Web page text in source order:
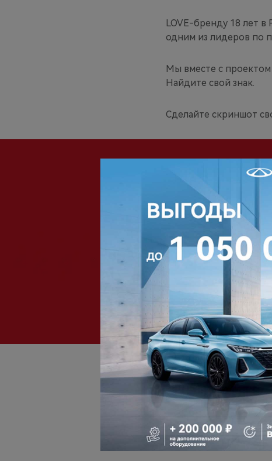
LOVE-бренду 18 лет в
одним из лидеров по
Мы вместе с
Найдите свой знак.
Сделайте скриншот
ПОЙМАЙТЕ